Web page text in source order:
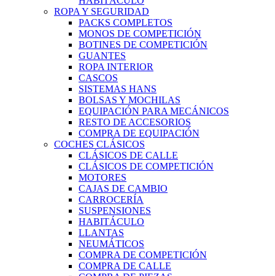
ROPA Y SEGURIDAD
PACKS COMPLETOS
MONOS DE COMPETICIÓN
BOTINES DE COMPETICIÓN
GUANTES
ROPA INTERIOR
CASCOS
SISTEMAS HANS
BOLSAS Y MOCHILAS
EQUIPACIÓN PARA MECÁNICOS
RESTO DE ACCESORIOS
COMPRA DE EQUIPACIÓN
COCHES CLÁSICOS
CLÁSICOS DE CALLE
CLÁSICOS DE COMPETICIÓN
MOTORES
CAJAS DE CAMBIO
CARROCERÍA
SUSPENSIONES
HABITÁCULO
LLANTAS
NEUMÁTICOS
COMPRA DE COMPETICIÓN
COMPRA DE CALLE